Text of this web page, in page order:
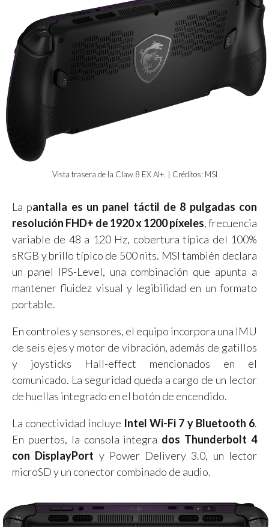
Vista trasera de la Claw 8 EX AI+. | Créditos: MSI
La pantalla es un panel táctil de 8 pulgadas con
resolución FHD+ de 1920 x 1200 píxeles, frecuencia
variable de 48 a 120 Hz, cobertura típica del 100%
sRGB y brillo típico de 500 nits. MSI también declara
un panel IPS-Level, una combinación que apunta a
mantener fluidez visual y legibilidad en un formato
portable.
En controles y sensores, el equipo incorpora una IMU
de seis ejes y motor de vibración, además de gatillos
y joysticks Hall-effect mencionados en el
comunicado. La seguridad queda a cargo de un lector
de huellas integrado en el botón de encendido.
La conectividad incluye Intel Wi-Fi 7 y Bluetooth 6.
En puertos, la consola integra dos Thunderbolt 4
con DisplayPort y Power Delivery 3.0, un lector
microSD y un conector combinado de audio.